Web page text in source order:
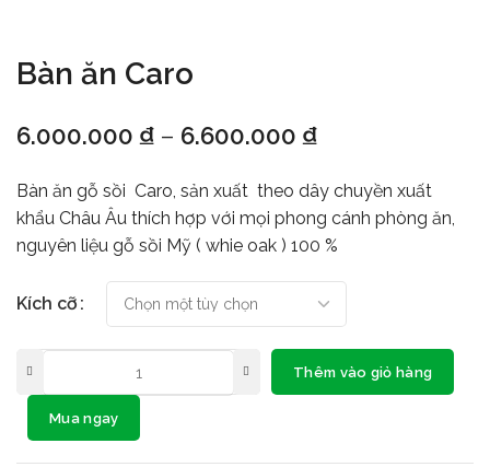
Bàn ăn Caro
6.000.000 ₫ – 6.600.000 ₫
Bàn ăn gỗ sồi Caro, sản xuất theo dây chuyền xuất
khẩu Châu Âu thích hợp với mọi phong cánh phòng ăn,
nguyên liệu gỗ sồi Mỹ ( whie oak ) 100 %
Kích cỡ
Thêm vào giỏ hàng
Mua ngay